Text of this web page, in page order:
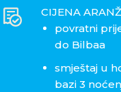
CIJENA
povratni
do Bilbaa
smještaj u
bazi 3